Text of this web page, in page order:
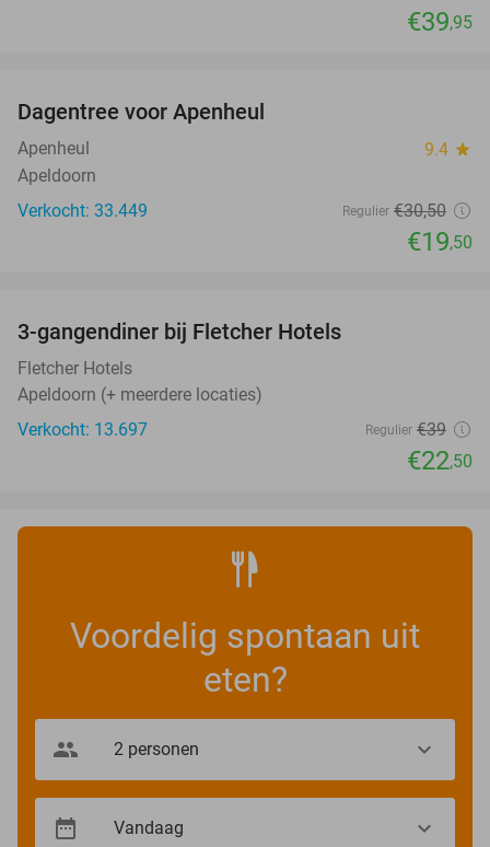
€39,95
Dagentree voor Apenheul
Apenheul 9.4 star
Apeldoorn
Verkocht: 33.449
Regulier €30,50
€19,50
3-gangendiner bij Fletcher Hotels
Fletcher Hotels
Apeldoorn (+ meerdere locaties)
Verkocht: 13.697
Regulier €39
€22,50
Voordelig spontaan uit
eten?